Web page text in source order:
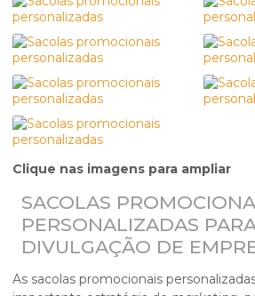
Clique nas imagens para ampliar
SACOLAS
PERSONALIZADAS
DIVULGAÇÃO DE
As sacolas promocionais